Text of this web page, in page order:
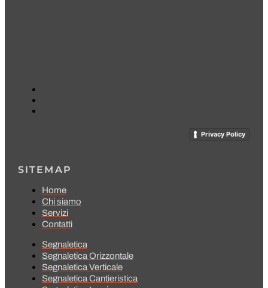
Privacy Policy
SITEMAP
Home
Chi siamo
Servizi
Contatti
Segnaletica
Segnaletica Orizzontale
Segnaletica Verticale
Segnaletica Cantieristica